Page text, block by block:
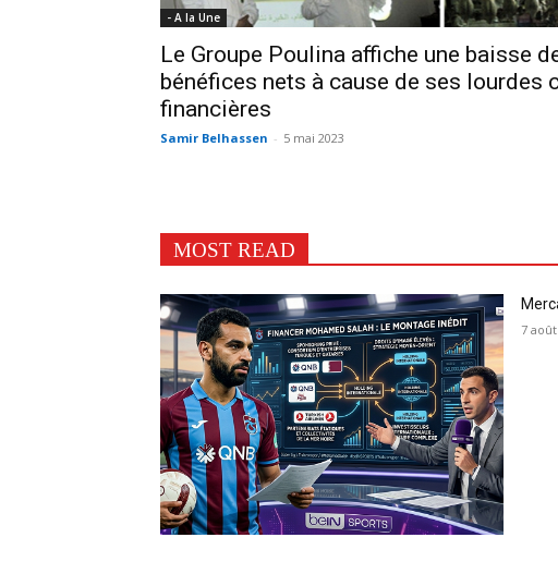
- A la Une
Le Groupe Poulina affiche une baisse
bénéfices nets à cause de ses lourdes
financières
Samir Belhassen - 5 mai 2023
MOST READ
7